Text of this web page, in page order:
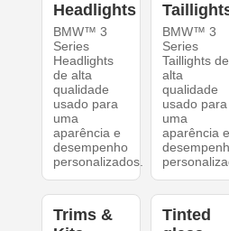
Headlights
BMW™ 3
Series
Headlights
de alta
qualidade
usado para
uma
aparência e
desempenho
personalizados.
BMW™ 3
Series
Taillights de
alta
qualidade
usado para
uma
aparência e
Trims &
Tinted